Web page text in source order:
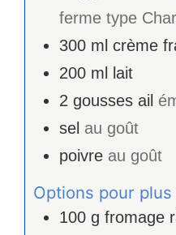
ferme type
300 ml crème
200 ml
lait
2 gousses ail
sel au goût
poivre au goût
Options pour
100 g fromage